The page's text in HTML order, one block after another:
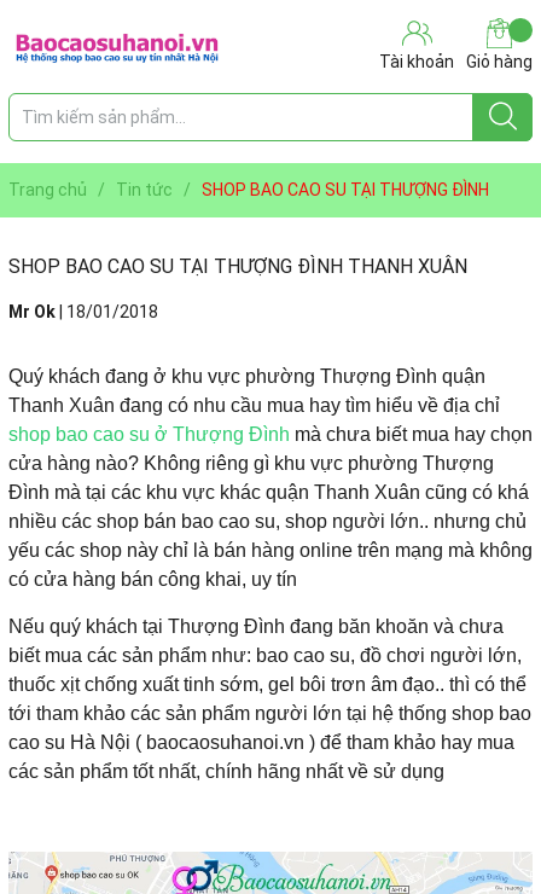
Tài khoản Giỏ hàng
Trang chủ / Tin tức /
SHOP BAO CAO SU TẠI THƯỢNG ĐÌNH
THANH XUÂN
SHOP BAO CAO SU TẠI THƯỢNG ĐÌNH THANH XUÂN
Mr Ok 18/01/2018
Quý khách đang ở khu vực phường Thượng Đình quận
Thanh Xuân đang có nhu cầu mua hay tìm hiểu về địa chỉ
shop bao cao su ở Thượng Đình mà chưa biết mua hay chọn
cửa hàng nào? Không riêng gì khu vực phường Thượng
Đình mà tại các khu vực khác quận Thanh Xuân cũng có khá
nhiều các shop bán bao cao su, shop người lớn.. nhưng chủ
yếu các shop này chỉ là bán hàng online trên mạng mà không
có cửa hàng bán công khai, uy tín
Nếu quý khách tại Thượng Đình đang băn khoăn và chưa
biết mua các sản phẩm như: bao cao su, đồ chơi người lớn,
thuốc xịt chống xuất tinh sớm, gel bôi trơn âm đạo.. thì có thể
tới tham khảo các sản phẩm người lớn tại hệ thống shop bao
cao su Hà Nội ( baocaosuhanoi.vn ) để tham khảo hay mua
các sản phẩm tốt nhất, chính hãng nhất về sử dụng